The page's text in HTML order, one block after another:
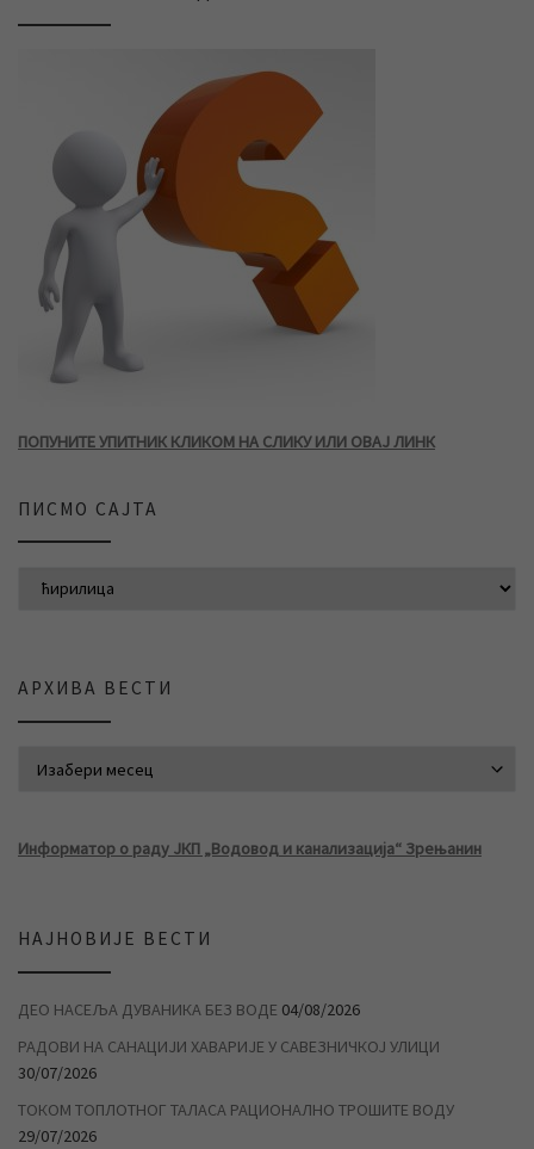
ПОПУНИТЕ УПИТНИК КЛИКОМ НА СЛИКУ ИЛИ ОВАЈ ЛИНК
ПИСМО САЈТА
АРХИВА ВЕСТИ
Информатор о раду ЈКП „Водовод и канализација“ Зрењанин
НАЈНОВИЈЕ ВЕСТИ
ДЕО НАСЕЉА ДУВАНИКА БЕЗ ВОДЕ 04/08/2026
РАДОВИ НА САНАЦИЈИ ХАВАРИЈЕ У САВЕЗНИЧКОЈ УЛИЦИ
30/07/2026
ТОКОМ ТОПЛОТНОГ ТАЛАСА РАЦИОНАЛНО ТРОШИТЕ ВОДУ
29/07/2026